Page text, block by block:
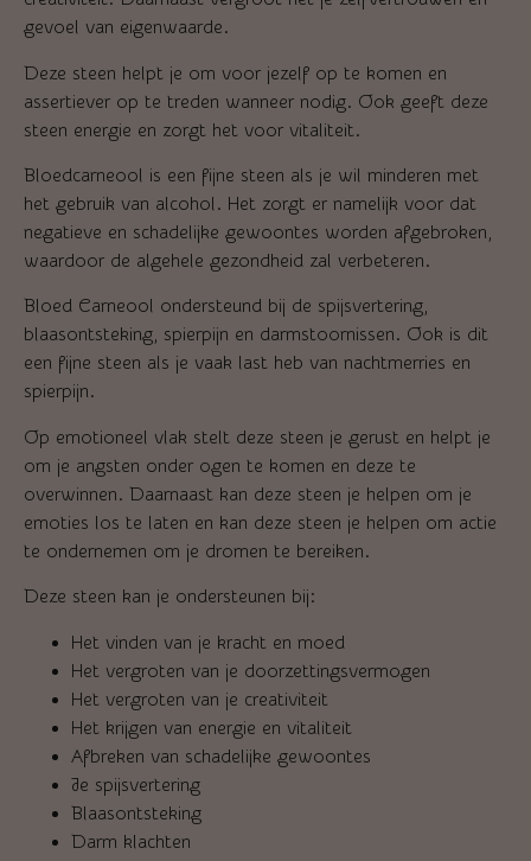
gevoel van eigenwaarde.
Deze steen helpt je om voor jezelf op te komen en
assertiever op te treden wanneer nodig. Ook geeft deze
steen energie en zorgt het voor vitaliteit.
Bloedcarneool is een fijne steen als je wil minderen met
het gebruik van alcohol. Het zorgt er namelijk voor dat
negatieve en schadelijke gewoontes worden afgebroken,
waardoor de algehele gezondheid zal verbeteren.
Bloed Carneool ondersteund bij de spijsvertering,
blaasontsteking, spierpijn en darmstoornissen. Ook is dit
een fijne steen als je vaak last heb van nachtmerries en
spierpijn.
Op emotioneel vlak stelt deze steen je gerust en helpt je
om je angsten onder ogen te komen en deze te
overwinnen. Daarnaast kan deze steen je helpen om je
emoties los te laten en kan deze steen je helpen om actie
te ondernemen om je dromen te bereiken.
Deze steen kan je ondersteunen bij:
Het vinden van je kracht en moed
Het vergroten van je doorzettingsvermogen
Het vergroten van je creativiteit
Het krijgen van energie en vitaliteit
Afbreken van schadelijke gewoontes
Je spijsvertering
Blaasontsteking
Darm klachten